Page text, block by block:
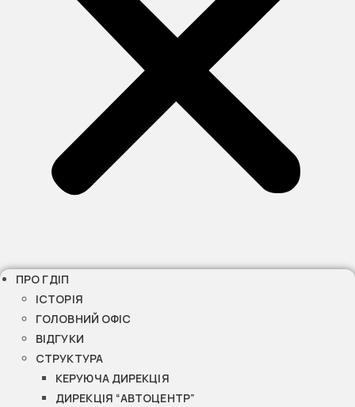
ПРО ГДІП
ІСТОРІЯ
ГОЛОВНИЙ ОФІС
ВІДГУКИ
СТРУКТУРА
КЕРУЮЧА ДИРЕКЦІЯ
ДИРЕКЦІЯ “АВТОЦЕНТР”